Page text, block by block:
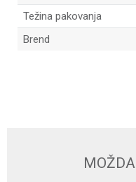
Težina pakovanja
Brend